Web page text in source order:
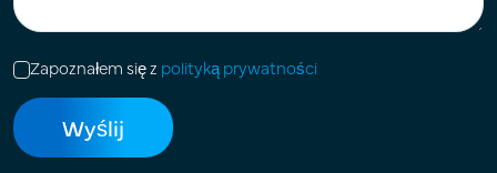
Zapoznałem się z polityką prywatności